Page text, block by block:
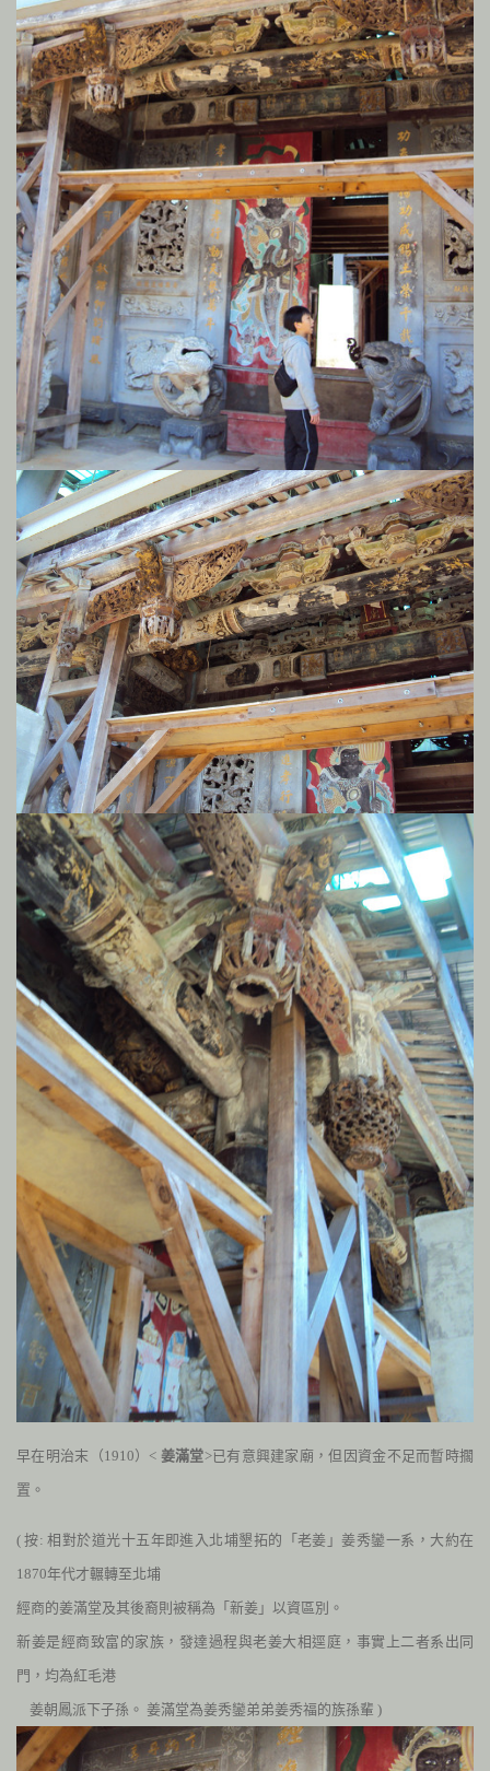
早在明治末（1910）< 姜滿堂>已有意興建家廟，但因資金不足而暫時擱
置。
( 按: 相對於道光十五年即進入北埔墾拓的「老姜」姜秀鑾一系，大約在
1870年代才輾轉至北埔
經商的姜滿堂及其後裔則被稱為「新姜」以資區別。
新姜是經商致富的家族，發達過程與老姜大相逕庭，事實上二者系出同
門，均為紅毛港
姜朝鳳派下子孫。 姜滿堂為姜秀鑾弟弟姜秀福的族孫輩 )